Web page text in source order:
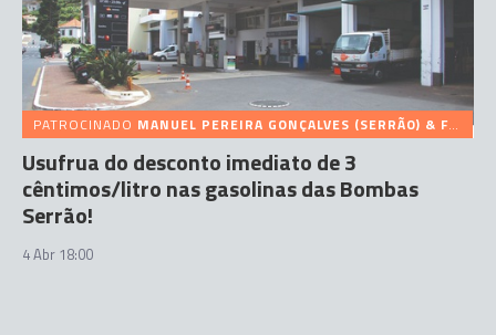
PATROCINADO MANUEL PEREIRA GONÇALVES (SERRÃO) & FILHOS
Usufrua do desconto imediato de 3
cêntimos/litro nas gasolinas das Bombas
Serrão!
4 Abr 18:00